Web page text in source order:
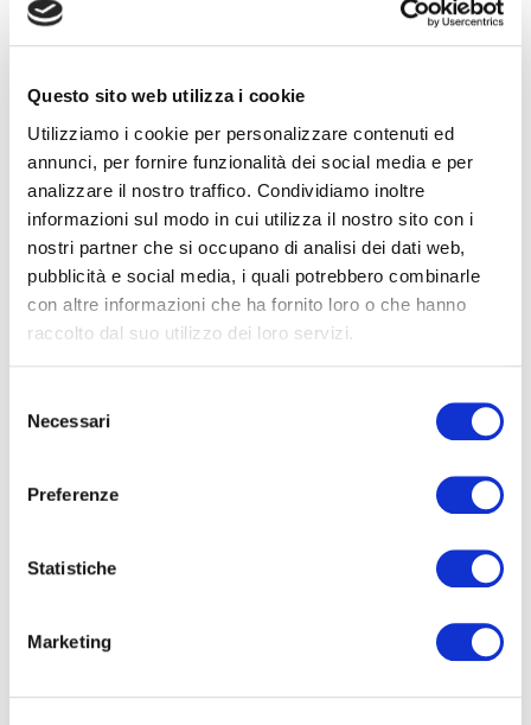
Questo sito web utilizza i cookie
Utilizziamo i cookie per personalizzare contenuti ed
annunci, per fornire funzionalità dei social media e per
analizzare il nostro traffico. Condividiamo inoltre
informazioni sul modo in cui utilizza il nostro sito con i
nostri partner che si occupano di analisi dei dati web,
pubblicità e social media, i quali potrebbero combinarle
con altre informazioni che ha fornito loro o che hanno
raccolto dal suo utilizzo dei loro servizi.
delNecessari
Preferenze
Statistiche
Marketing
31/01/2017
Dal tavolo della
Presidenza
Leggi